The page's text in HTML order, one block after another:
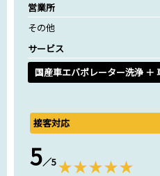
営業所
その他
サービス
国産車エバポレーター洗浄 ＋
接客対応
5／5